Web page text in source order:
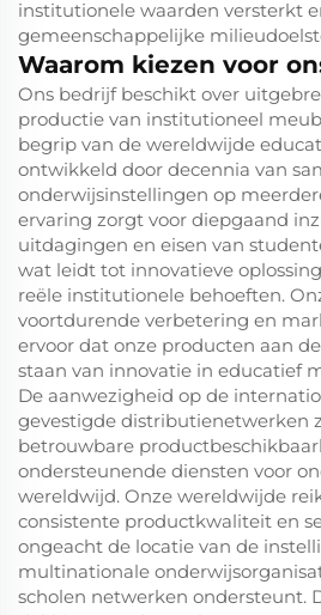
institutionele waarden versterkt
gemeenschappelijke
Waarom kiezen voor
Ons bedrijf beschikt over
productie van institutioneel
begrip van de wereldwijde
ontwikkeld door decennia van
onderwijsinstellingen op
ervaring zorgt voor diepgaand
uitdagingen en eisen van
wat leidt tot innovatieve
reële institutionele behoeften.
voortdurende verbetering en
ervoor dat onze producten aan
staan van innovatie in educatief
De aanwezigheid op de
gevestigde distributienetwerken
betrouwbare
ondersteunende diensten voor
wereldwijd. Onze wereldwijde
consistente productkwaliteit en
ongeacht de locatie van de
multinationale
scholen netwerken ondersteunt.